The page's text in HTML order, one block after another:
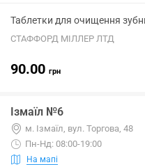
Таблетки для очищення
СТАФФОРД МІЛЛЕР ЛТД
90.00 грн
Ізмаїл №6
м. Ізмаїл, вул. Торгова, 48
Пн-Нд: 08:00-19:00
На мапі